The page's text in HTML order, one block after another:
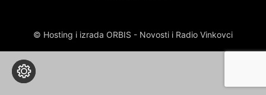
© Hosting i izrada ORBIS - Novosti i Radio Vinkovci